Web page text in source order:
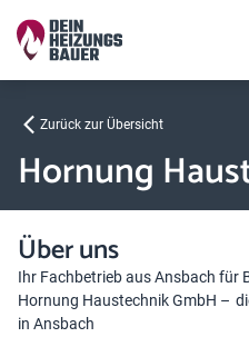
Zurück zur Übersicht
Hornung
Über uns
Ihr Fachbetrieb aus Ansbach für
Hornung Haustechnik GmbH –
in Ansbach